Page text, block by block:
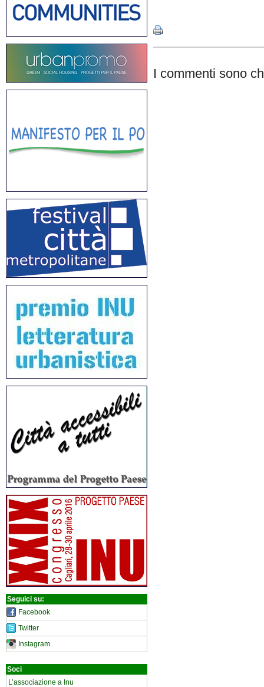
Seguici su:
Facebook
Twitter
Instagram
Soci
L’associazione a Inu
I commenti sono